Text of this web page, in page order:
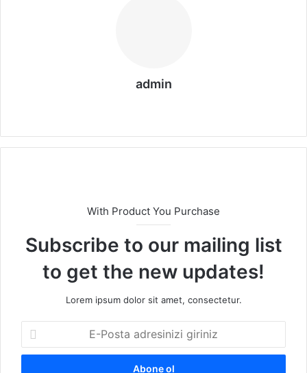
admin
sit
With Product You Purchase
Subscribe to our mailing list
to get the new updates!
Lorem ipsum dolor sit amet, consectetur.
P